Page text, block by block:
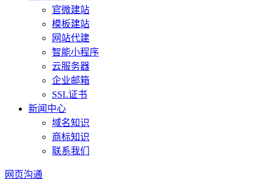
官微建站
模板建站
网站代建
智能小程序
云服务器
企业邮箱
SSL证书
新闻中心
域名知识
商标知识
联系我们
网页沟通